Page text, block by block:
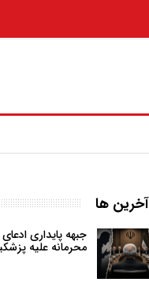
آخرین ها
جبهه پایداری
محرمانه علیه